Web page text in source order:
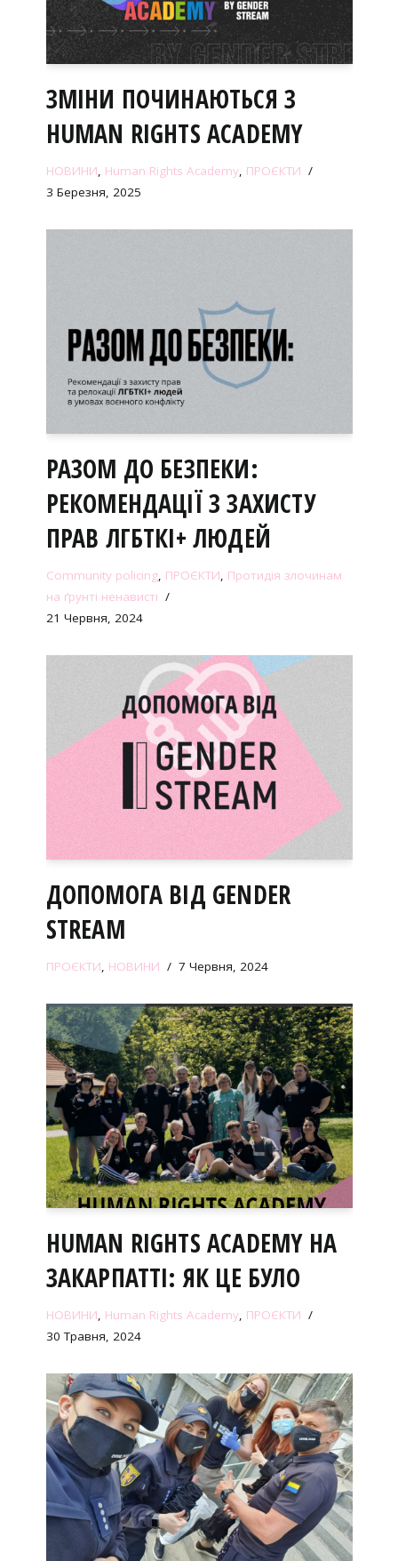
ЗМІНИ ПОЧИНАЮТЬСЯ З
HUMAN RIGHTS ACADEMY
НОВИНИ, Human Rights Academy, ПРОЄКТИ
3 Березня, 2025
РАЗОМ ДО БЕЗПЕКИ:
РЕКОМЕНДАЦІЇ З ЗАХИСТУ
ПРАВ ЛГБТКІ+ ЛЮДЕЙ
Community policing, ПРОЄКТИ, Протидія злочинам
на ґрунті ненависті
21 Червня, 2024
ДОПОМОГА ВІД GENDER
STREAM
ПРОЄКТИ, НОВИНИ 7 Червня, 2024
HUMAN RIGHTS ACADEMY НА
ЗАКАРПАТТІ: ЯК ЦЕ БУЛО
НОВИНИ, Human Rights Academy, ПРОЄКТИ
30 Травня, 2024